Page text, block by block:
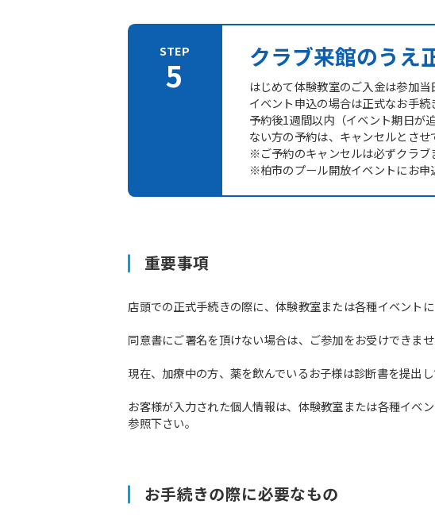
クラブ来館のうえ
はじめて体験教室のご入金は参加当
イベント申込の場合は正式なお手
予約後1週間以内（イベント期日が
ない方の予約は、キャンセルとさせ
※ご予約のキャンセルは必ずクラブ
※柏市のプール開放イベントにお申
重要事項
店頭での正式手続きの際に、体験教室または各種イベント
同意書にご署名を頂けない場合は、ご参加をお受けできま
現在、加療中の方、薬を飲んでいるお子様は診断書を提出し
お客様が入力された個人情報は、体験教室または各種イベ
参照下さい。
お手続きの際に必要なもの